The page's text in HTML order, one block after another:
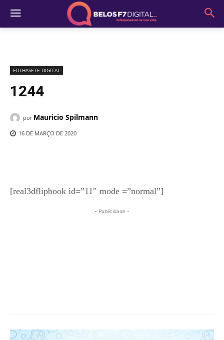
FOLHASETE-DIGITAL
1244
por Mauricio Spilmann
16 DE MARÇO DE 2020
[real3dflipbook id=”11″ mode =”normal”]
- Publicidade -